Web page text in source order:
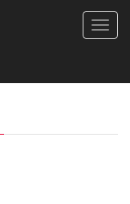
Site
Le